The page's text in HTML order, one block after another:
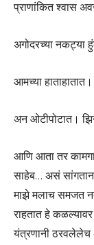
प्राणांकित श्वास
अगोदरच्या नकट्या
आमच्या
अन ओटीपोटात।
आणि आता तर
साहेब… असं
माझे मलाच समजत
राहतात हे
यंत्रणानी ठरवलेलेच